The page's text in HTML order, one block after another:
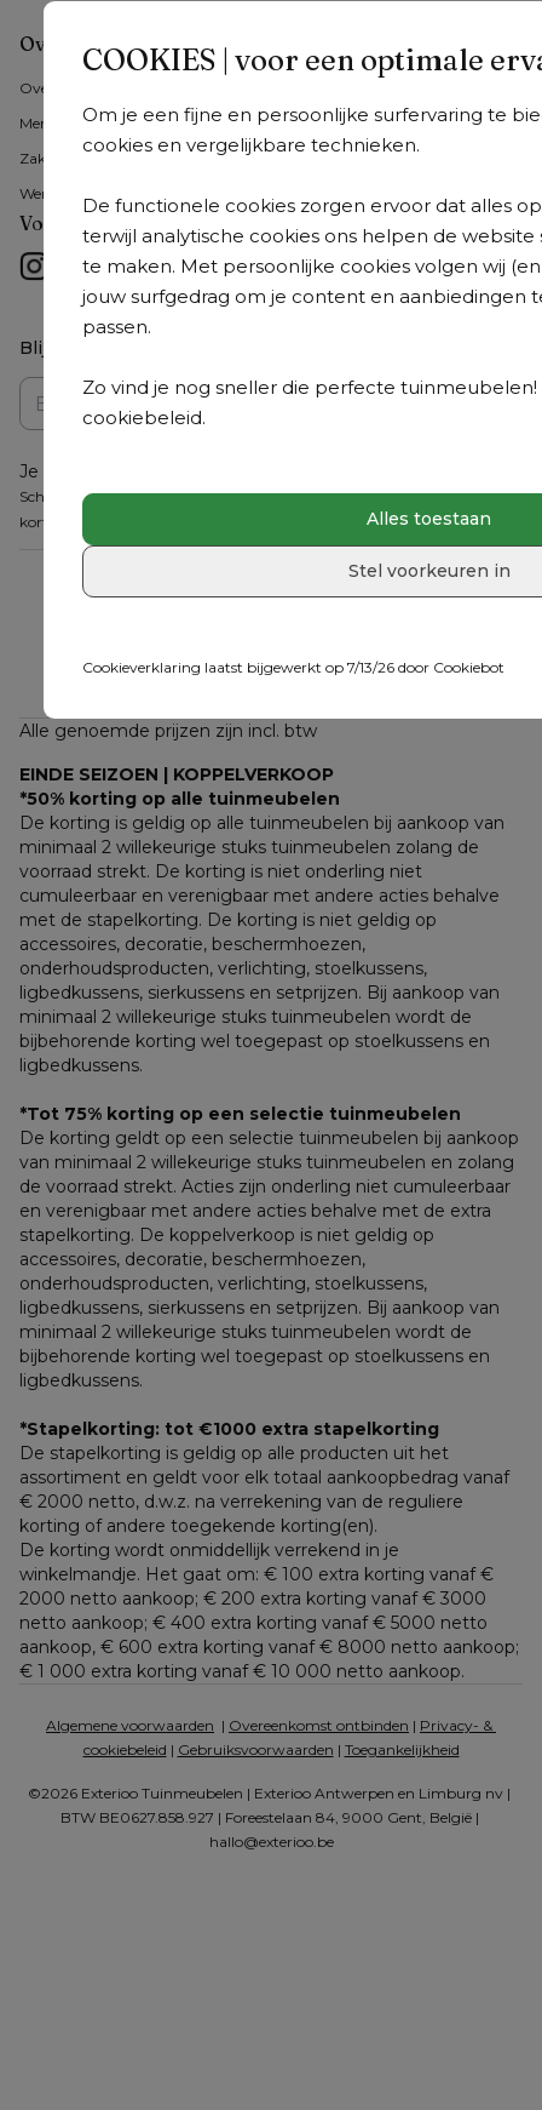
COOKIES | voor een optimale
Om je een fijne en persoonlijke surfervaring te
cookies en vergelijkbare technieken.
De functionele cookies zorgen ervoor dat alles
terwijl analytische cookies ons helpen de
te maken. Met persoonlijke cookies volgen wij
jouw surfgedrag om je content en aanbiedingen
passen.
Zo vind je nog sneller die perfecte tuinmeubelen!
cookiebeleid.
Alles toestaan
Stel voorkeuren in
Cookieverklaring laatst bijgewerkt op 7/13/26 door Cookiebot
Over Exterioo
Over ons
Merken
Zakelijk bestellen
Werken bij Exterioo
Volg ons
Blijf op de hoogte
Je kan je altijd opnieuw uitschrijven.
Schrijf je in voor onze nieuwsbrief en mis geen enkele actie! Ontvang
kortingen, tips en inspirerende ideeën rechtstreeks in je mailbox.
Alle genoemde prijzen zijn incl. btw
EINDE SEIZOEN | KOPPELVERKOOP
*50% korting op alle tuinmeubelen
De korting is geldig op alle tuinmeubelen bij aankoop van
minimaal 2 willekeurige stuks tuinmeubelen zolang de
voorraad strekt. De korting is niet onderling niet
cumuleerbaar en verenigbaar met andere acties behalve
met de stapelkorting. De korting is niet geldig op
accessoires, decoratie, beschermhoezen,
onderhoudsproducten, verlichting, stoelkussens,
ligbedkussens, sierkussens en setprijzen. Bij aankoop van
minimaal 2 willekeurige stuks tuinmeubelen wordt de
bijbehorende korting wel toegepast op stoelkussens en
ligbedkussens.
*Tot 75% korting op een selectie tuinmeubelen
De korting geldt op een selectie tuinmeubelen bij aankoop
van minimaal 2 willekeurige stuks tuinmeubelen en zolang
de voorraad strekt. Acties zijn onderling niet cumuleerbaar
en verenigbaar met andere acties behalve met de extra
stapelkorting. De koppelverkoop is niet geldig op
accessoires, decoratie, beschermhoezen,
onderhoudsproducten, verlichting, stoelkussens,
ligbedkussens, sierkussens en setprijzen. Bij aankoop van
minimaal 2 willekeurige stuks tuinmeubelen wordt de
bijbehorende korting wel toegepast op stoelkussens en
ligbedkussens.
*Stapelkorting: tot €1000 extra stapelkorting
De stapelkorting is geldig op alle producten uit het
assortiment en geldt voor elk totaal aankoopbedrag vanaf
€ 2000 netto, d.w.z. na verrekening van de reguliere
korting of andere toegekende korting(en).
De korting wordt onmiddellijk verrekend in je
winkelmandje. Het gaat om: € 100 extra korting vanaf €
2000 netto aankoop; € 200 extra korting vanaf € 3000
netto aankoop; € 400 extra korting vanaf € 5000 netto
aankoop, € 600 extra korting vanaf € 8000 netto aankoop;
€ 1 000 extra korting vanaf € 10 000 netto aankoop.
Algemene voorwaarden
  |
Overeenkomst ontbinden | Privacy- &
cookiebeleid | Gebruiksvoorwaarden | Toegankelijkheid
©2026 Exterioo Tuinmeubelen | Exterioo Antwerpen en Limburg nv |
hallo@exterioo.be